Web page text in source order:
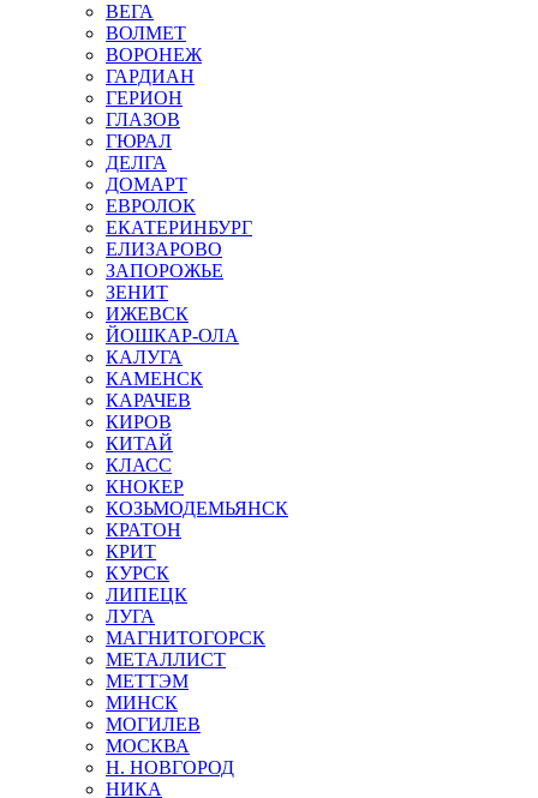
ВЕГА
ВОЛМЕТ
ВОРОНЕЖ
ГАРДИАН
ГЕРИОН
ГЛАЗОВ
ГЮРАЛ
ДЕЛГА
ДОМАРТ
ЕВРОЛОК
ЕКАТЕРИНБУРГ
ЕЛИЗАРОВО
ЗАПОРОЖЬЕ
ЗЕНИТ
ИЖЕВСК
ЙОШКАР-ОЛА
КАЛУГА
КАМЕНСК
КАРАЧЕВ
КИРОВ
КИТАЙ
КЛАСС
КНОКЕР
КОЗЬМОДЕМЬЯНСК
КРАТОН
КРИТ
КУРСК
ЛИПЕЦК
ЛУГА
МАГНИТОГОРСК
МЕТАЛЛИСТ
МЕТТЭМ
МИНСК
МОГИЛЕВ
МОСКВА
Н. НОВГОРОД
НИКА